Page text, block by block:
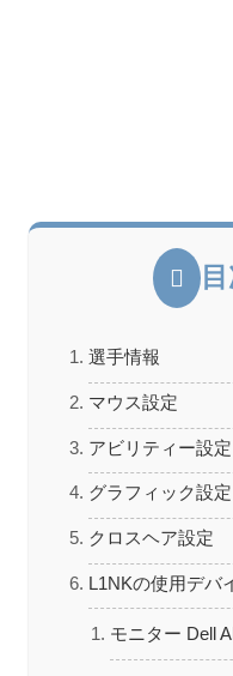
選手情報
マウス設定
アビリティー設定
グラフィック設定
クロスヘア設定
L1NKの使用デバ
モニター Dell